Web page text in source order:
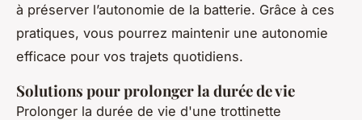
à préserver l’autonomie de la batterie. Grâce à ces
pratiques, vous pourrez maintenir une autonomie
efficace pour vos trajets quotidiens.
Solutions pour prolonger la durée de vie
Prolonger la durée de vie d'une trottinette